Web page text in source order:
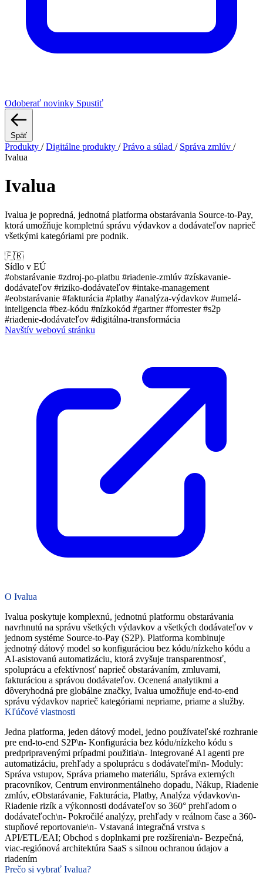
Odoberať novinky Spustiť
Späť
Produkty / Digitálne produkty / Právo a súlad / Správa zmlúv /
Ivalua
Ivalua
Ivalua je popredná, jednotná platforma obstarávania Source-to-Pay,
ktorá umožňuje kompletnú správu výdavkov a dodávateľov naprieč
všetkými kategóriami pre podnik.
🇫🇷
Sídlo v EÚ
#obstarávanie #zdroj-po-platbu #riadenie-zmlúv #získavanie-
dodávateľov #riziko-dodávateľov #intake-management
#eobstarávanie #fakturácia #platby #analýza-výdavkov #umelá-
inteligencia #bez-kódu #nízkokód #gartner#forrester#s2p
#riadenie-dodávateľov #digitálna-transformácia
Navštív webovú stránku
O Ivalua
Ivalua poskytuje komplexnú, jednotnú platformu obstarávania
navrhnutú na správu všetkých výdavkov a všetkých dodávateľov v
jednom systéme Source-to-Pay (S2P). Platforma kombinuje
jednotný dátový model so konfiguráciou bez kódu/nízkeho kódu a
AI-asistovanú automatizáciu, ktorá zvyšuje transparentnosť,
spoluprácu a efektívnosť naprieč obstarávaním, zmluvami,
fakturáciou a správou dodávateľov. Ocenená analytikmi a
dôveryhodná pre globálne značky, Ivalua umožňuje end-to-end
správu výdavkov naprieč kategóriami nepriame, priame a služby.
Kľúčové vlastnosti
Jedna platforma, jeden dátový model, jedno používateľské rozhranie
pre end-to-end S2P\n- Konfigurácia bez kódu/nízkeho kódu s
predpripravenými prípadmi použitia\n- Integrované AI agenti pre
automatizáciu, prehľady a spoluprácu s dodávateľmi\n- Moduly:
Správa vstupov, Správa priameho materiálu, Správa externých
pracovníkov, Centrum environmentálneho dopadu, Nákup, Riadenie
zmlúv, eObstarávanie, Fakturácia, Platby, Analýza výdavkov\n-
Riadenie rizík a výkonnosti dodávateľov so 360° prehľadom o
dodávateľoch\n- Pokročilé analýzy, prehľady v reálnom čase a 360-
stupňové reportovanie\n- Vstavaná integračná vrstva s
API/ETL/EAI; Obchod s doplnkami pre rozšírenia\n- Bezpečná,
viac-regiónová architektúra SaaS s silnou ochranou údajov a
riadením
Prečo si vybrať Ivalua?